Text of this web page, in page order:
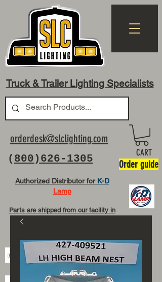
Truck & Trailer Lighting Specialists
( 800)626-1305
orderdesk@slclighting.com
Authorized Distributor for K-D
Lamp
Parts are shipped from our facility in
CART
Order guide